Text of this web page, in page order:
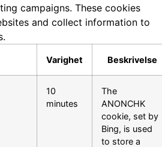
campaigns. These cookies
and collect information to
Varighet Beskrivelse
10
minutes
The
ANONCHK
cookie, set by
Bing, is used
to store a